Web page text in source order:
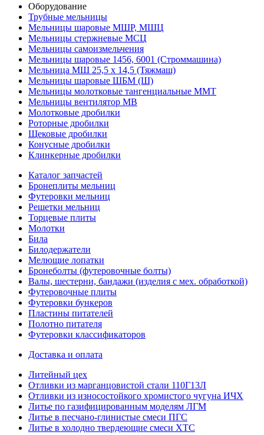
Оборудование
Трубные мельницы
Мельницы шаровые МШР, МШЦ
Мельницы стержневые МСЦ
Мельницы самоизмельчения
Мельницы шаровые 1456, 6001 (Строммашина)
Мельница МШ 25,5 х 14,5 (Тяжмаш)
Мельницы шаровые ШБМ (Ш)
Мельницы молотковые тангенциальные ММТ
Мельницы вентилятор МВ
Молотковые дробилки
Роторные дробилки
Щековые дробилки
Конусные дробилки
Клинкерные дробилки
Каталог запчастей
Бронеплиты мельниц
Футеровки мельниц
Решетки мельниц
Торцевые плиты
Молотки
Била
Билодержатели
Мелющие лопатки
Бронеболты (футеровочные болты)
Валы, шестерни, бандажи (изделия с мех. обработкой)
Футеровочные плиты
Футеровки бункеров
Пластины питателей
Полотно питателя
Футеровки классификаторов
Доставка и оплата
Литейный цех
Отливки из марганцовистой стали 110Г13Л
Отливки из износостойкого хромистого чугуна ИЧХ
Литье по газифицированным моделям ЛГМ
Литье в песчано-глинистые смеси ПГС
Литье в холодно твердеющие смеси ХТС